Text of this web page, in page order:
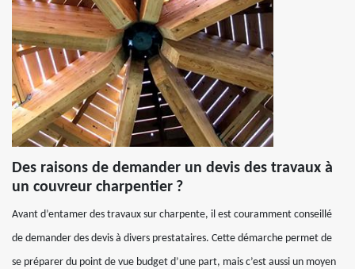
Des raisons de demander un devis des travaux à
un couvreur charpentier ?
Avant d’entamer des travaux sur charpente, il est couramment conseillé
de demander des devis à divers prestataires. Cette démarche permet de
se préparer du point de vue budget d’une part, mais c’est aussi un moyen